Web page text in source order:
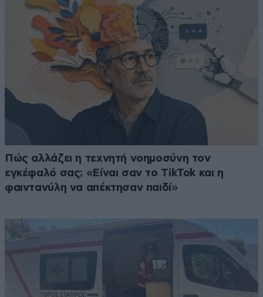
Πώς αλλάζει η τεχνητή νοημοσύνη τον
εγκέφαλό σας; «Είναι σαν το TikTok και η
φαιντανύλη να απέκτησαν παιδί»